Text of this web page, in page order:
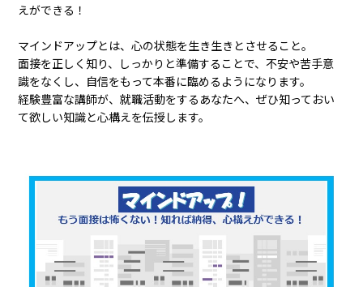
えができる！
マインドアップとは、心の状態を生き生きとさせること。
面接を正しく知り、しっかりと準備することで、不安や苦手意
識をなくし、自信をもって本番に臨めるようになります。
経験豊富な講師が、就職活動をするあなたへ、ぜひ知っておい
て欲しい知識と心構えを伝授します。